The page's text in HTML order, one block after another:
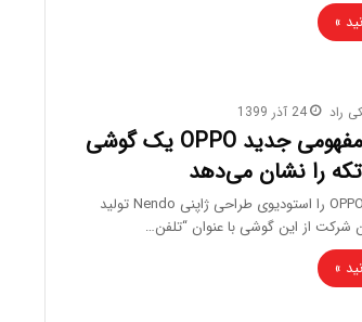
»
راد 24 آذر 1399
کانسپت مفهومی جدید OPPO یک گوشی
را نشان می‌دهد
تلفن سه تکه OPPO را استودیوی طراحی ژاپنی Nendo تولید
شرکت از این گوشی با عنوان “تلفن…
»